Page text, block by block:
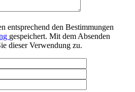
entsprechend den Bestimmungen
gespeichert. Mit dem Absenden
dieser Verwendung zu.